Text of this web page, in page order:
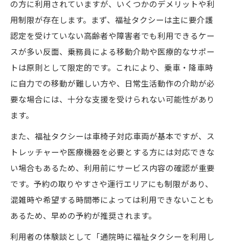
の方に利用されていますが、いくつかのデメリットや利
用制限が存在します。まず、福祉タクシーは主に要介護
認定を受けていない高齢者や障害者でも利用できるケー
スが多い反面、乗務員による移動介助や医療的なサポー
トは原則として限定的です。これにより、乗車・降車時
に自力での移動が難しい方や、日常生活動作の介助が必
要な場合には、十分な支援を受けられない可能性があり
ます。
また、福祉タクシーは車椅子対応車両が基本ですが、ス
トレッチャーや医療機器を必要とする方には対応できな
い場合もあるため、利用前にサービス内容の確認が重要
です。予約の取りやすさや運行エリアにも制限があり、
混雑時や希望する時間帯によっては利用できないことも
あるため、早めの予約が推奨されます。
利用者の体験談として「通院時に福祉タクシーを利用し